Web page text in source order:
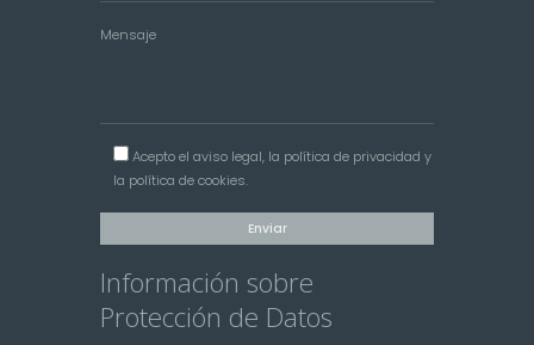
Mensaje
Acepto elaviso legal, la política de privacidad y
la política de cookies.
Información sobre
Protección de Datos